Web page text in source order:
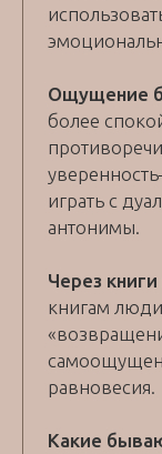
Ощущение
более
играть с
антонимы.
Через
книгам
равновесия.
Какие